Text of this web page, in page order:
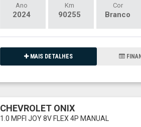
Ano
2024
Km
90255
Cor
Branco
MAIS DETALHES
CHEVROLET ONIX
1.0 MPFI JOY 8V FLEX 4P MANUAL